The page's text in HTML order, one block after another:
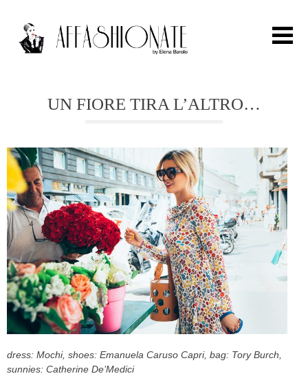
FASHION
OUTFIT
BEAUTY
TRAVEL
PARTIES
CELEB
VIDEO
UN FIORE TIRA L’ALTRO…
dress: Mochi, shoes: Emanuela Caruso Capri, bag: Tory Burch,
sunnies: Catherine De’Medici